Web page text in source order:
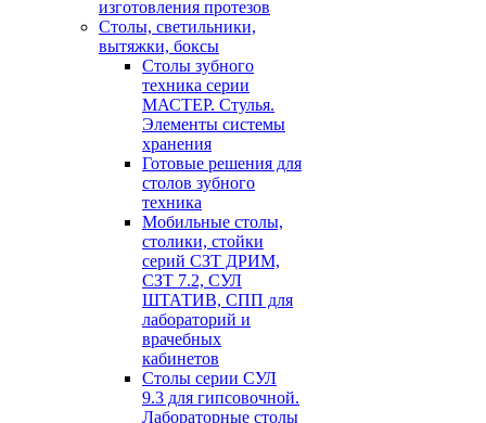
изготовления протезов
Cтолы, светильники,
вытяжки, боксы
Столы зубного
техника серии
МАСТЕР. Стулья.
Элементы системы
хранения
Готовые решения для
столов зубного
техника
Мобильные столы,
столики, стойки
серий СЗТ ДРИМ,
СЗТ 7.2, СУЛ
ШТАТИВ, СПП для
лабораторий и
врачебных
кабинетов
Столы серии СУЛ
9.3 для гипсовочной.
Лабораторные столы